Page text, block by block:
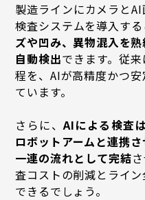
製造ラインにカメラと
検査システムを導入する
ズや凹み、異物混入を
自動検出できます。従
程を、AIが高精度かつ
ています。
さらに、AIによる検査
ロボットアームと連携
一連の流れとして完結
査コストの削減とライ
できるでしょう。